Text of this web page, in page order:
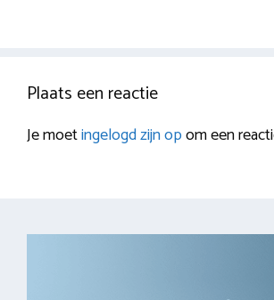
Plaats een reactie
Je moetingelogd zijn opom een